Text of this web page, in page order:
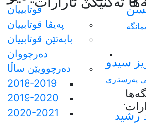
.
قوتابییان
پەیڤا قوتابییان
بابەتێن قوتابییان
دەرچووان
دەرچوویێن ساڵا
2018-2019
2019-2020
2020-2021
سيدو
پەرستاری
رشيد